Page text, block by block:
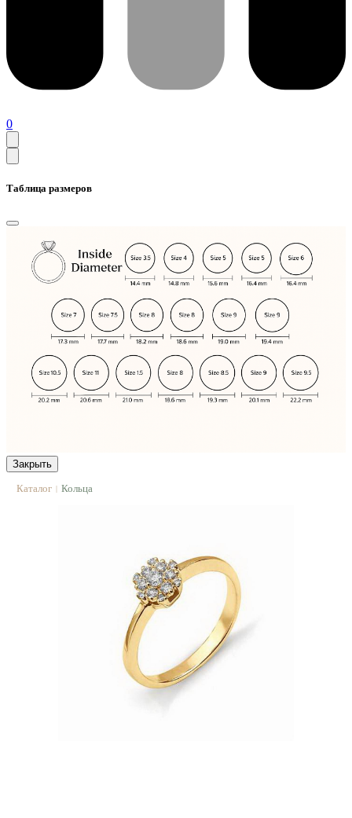
0
Таблица размеров
Закрыть
Каталог | Кольца